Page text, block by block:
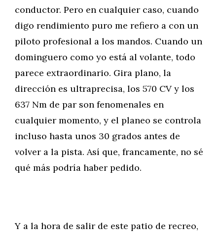
conductor. Pero en cualquier caso, cuando
digo rendimiento puro me refiero a con un
piloto profesional a los mandos. Cuando un
dominguero como yo está al volante, todo
parece extraordinario. Gira plano, la
dirección es ultraprecisa, los 570 CV y los
637 Nm de par son fenomenales en
cualquier momento, y el planeo se controla
incluso hasta unos 30 grados antes de
volver a la pista. Así que, francamente, no sé
qué más podría haber pedido.
Y a la hora de salir de este patio de recreo,